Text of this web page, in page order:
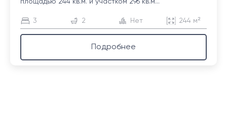
площадью 244 кв.м. и участком 296 кв.м...
3 2 Нет 244 м²
Подробнее